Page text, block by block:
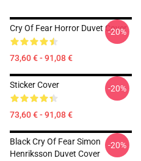
Cry Of Fear Horror Duvet Cover
73,60 € - 91,08 €
-20%
Sticker Cover
73,60 € - 91,08 €
-20%
Black Cry Of Fear Simon
Henriksson Duvet Cover
-20%